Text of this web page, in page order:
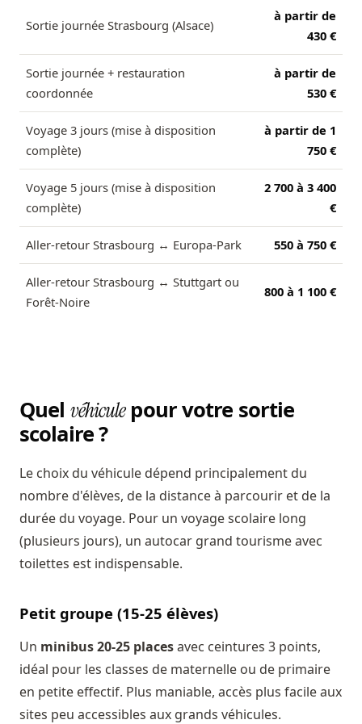
Sortie journée Strasbourg (Alsace)
à partir de
430 €
Sortie journée + restauration
coordonnée
à partir de
530 €
Voyage 3 jours (mise à disposition
complète)
à partir de 1
750 €
Voyage 5 jours (mise à disposition
complète)
2 700 à 3 400
€
Aller-retour Strasbourg ↔ Europa-Park 550 à 750 €
Aller-retour Strasbourg ↔ Stuttgart ou
Forêt-Noire
800 à 1 100 €
Quel véhiculepour votre sortie
scolaire ?
Le choix du véhicule dépend principalement du
nombre d'élèves, de la distance à parcourir et de la
durée du voyage. Pour un voyage scolaire long
(plusieurs jours), un autocar grand tourisme avec
toilettes est indispensable.
Petit groupe (15-25 élèves)
Un minibus 20-25 placesavec ceintures 3 points,
idéal pour les classes de maternelle ou de primaire
en petite effectif. Plus maniable, accès plus facile aux
sites peu accessibles aux grands véhicules.